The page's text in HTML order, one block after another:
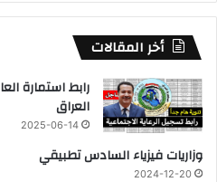
أخر المقالات
العراق
2025-06-14
وزاريات فيزياء السادس تطبيقي
2024-12-20